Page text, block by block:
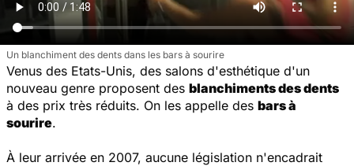
Un blanchiment des dents dans les bars à sourire
Venus des Etats-Unis, des salons d'esthétique d'un
nouveau genre proposent des blanchiments des dents
à des prix très réduits. On les appelle des bars à
sourire.
À leur arrivée en 2007, aucune législation n'encadrait